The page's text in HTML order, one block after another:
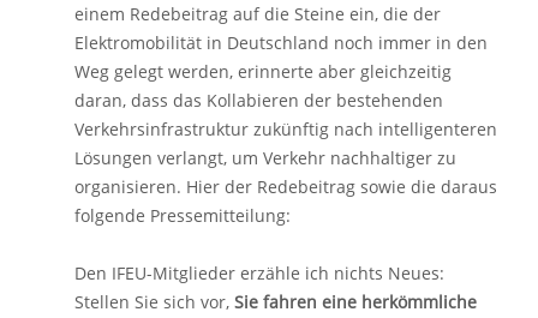
einem Redebeitrag auf die Steine ein, die der
Elektromobilität in Deutschland noch immer in den
Weg gelegt werden, erinnerte aber gleichzeitig
daran, dass das Kollabieren der bestehenden
Verkehrsinfrastruktur zukünftig nach intelligenteren
Lösungen verlangt, um Verkehr nachhaltiger zu
organisieren. Hier der Redebeitrag sowie die daraus
folgende Pressemitteilung:
Den IFEU-Mitglieder erzähle ich nichts Neues:
Stellen Sie sich vor, Sie fahren eine herkömmliche